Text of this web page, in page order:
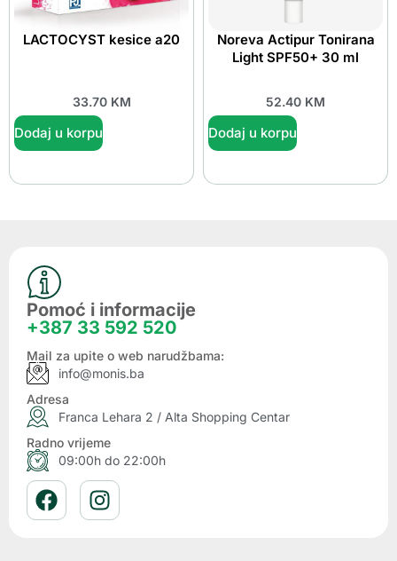
LACTOCYST kesice a20
33.70 KM
Dodaj u korpu
Noreva Actipur Tonirana
Light SPF50+ 30 ml
52.40 KM
Dodaj u korpu
Pomoć i informacije
+387 33 592 520
Mail za upite o web narudžbama:
info@monis.ba
Adresa
Franca Lehara 2 / Alta Shopping Centar
Radno vrijeme
09:00h do 22:00h